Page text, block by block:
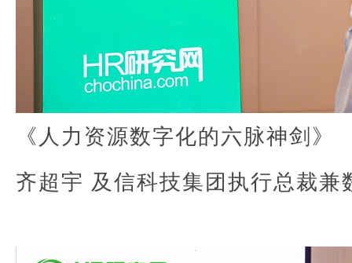
《人力资源数字化的六脉神剑》
齐超宇 及信科技集团执行总裁兼